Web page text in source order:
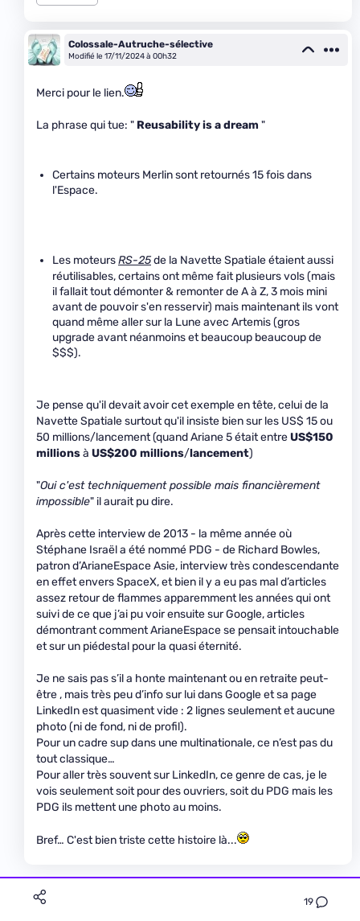
19
Colossale-Autruche-sélective
Modifié le 17/11/2024 à 00h32
Merci pour le lien.
La phrase qui tue: " Reusability is a dream "
Certains moteurs Merlin sont retournés 15 fois dans
l'Espace.
Les moteursRS-25de la Navette Spatiale étaient aussi
réutilisables, certains ont même fait plusieurs vols (mais
il fallait tout démonter & remonter de A à Z, 3 mois mini
avant de pouvoir s'en resservir) mais maintenant ils vont
quand même aller sur la Lune avec Artemis (gros
upgrade avant néanmoins et beaucoup beaucoup de
$$$).
Je pense qu'il devait avoir cet exemple en tête, celui de la
Navette Spatiale surtout qu'il insiste bien sur les US$ 15 ou
50 millions/lancement (quand Ariane 5 était entreUS$150
millionsà US$200 millions/lancement)
"Oui c'est techniquement possible mais financièrement
impossible" il aurait pu dire.
Après cette interview de 2013 - la même année où
Stéphane Israël a été nommé PDG - de Richard Bowles,
patron d’ArianeEspace Asie, interview très condescendante
en effet envers SpaceX, et bien il y a eu pas mal d’articles
assez retour de flammes apparemment les années qui ont
suivi de ce que j’ai pu voir ensuite sur Google, articles
démontrant comment ArianeEspace se pensait intouchable
et sur un piédestal pour la quasi éternité.
Je ne sais pas s’il a honte maintenant ou en retraite peut-
être , mais très peu d’info sur lui dans Google et sa page
LinkedIn est quasiment vide : 2 lignes seulement et aucune
photo (ni de fond, ni de profil).
Pour un cadre sup dans une multinationale, ce n’est pas du
tout classique…
Pour aller très souvent sur LinkedIn, ce genre de cas, je le
vois seulement soit pour des ouvriers, soit du PDG mais les
PDG ils mettent une photo au moins.
Bref… C'est bien triste cette histoire là...